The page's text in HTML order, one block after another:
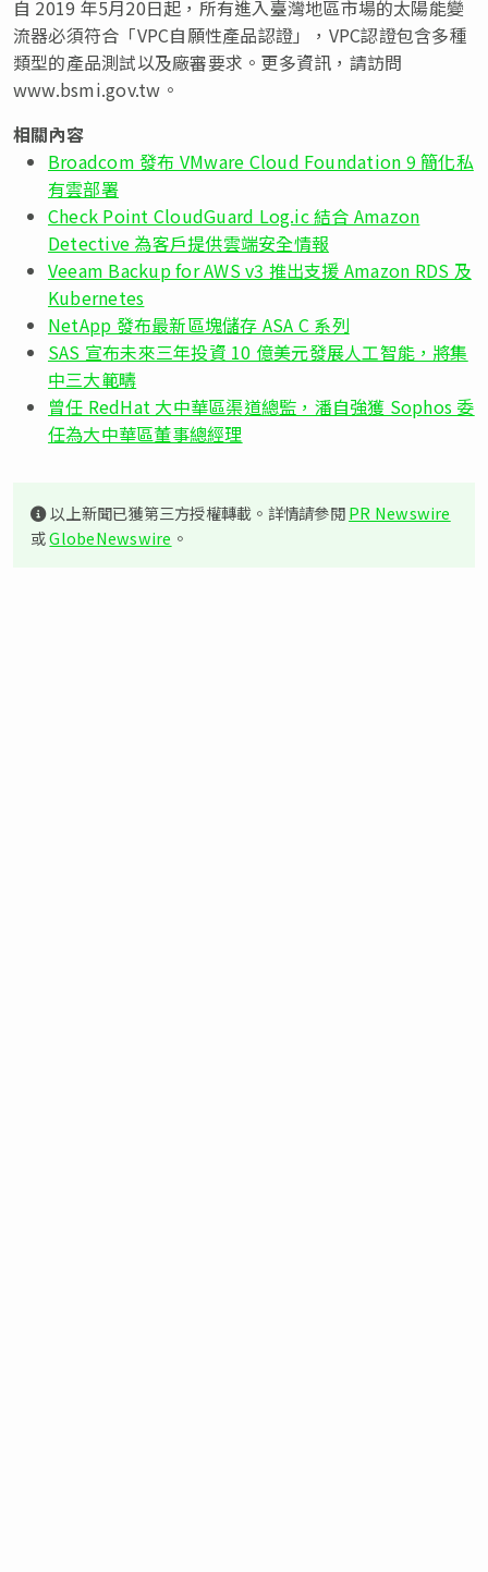
自 2019 年5月20日起，所有進入臺灣地區市場的太陽能變
流器必須符合 「VPC自願性產品認證」
，VPC認證包含多種
類型的產品測試以及廠審要求。更多資訊，請訪問
www.bsmi.gov.tw。
相關內容
Broadcom 發布 VMware Cloud Foundation 9 簡化私
有雲部署
Check Point CloudGuard Log.ic 結合 Amazon
Detective 為客戶提供雲端安全情報
Veeam Backup for AWS v3 推出支援 Amazon RDS 及
Kubernetes
NetApp 發布最新區塊儲存 ASA C 系列
SAS 宣布未來三年投資 10 億美元發展人工智能，將集
中三大範疇
曾任 RedHat 大中華區渠道總監，潘自強獲 Sophos 委
任為大中華區董事總經理
以上新聞已獲第三方授權轉載。詳情請參閱PR Newswire
或GlobeNewswire 。